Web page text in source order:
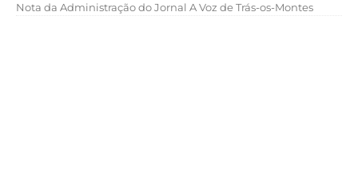
Nota da Administração do Jornal A Voz de Trás-os-Montes